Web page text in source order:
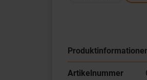
Artikelnummer